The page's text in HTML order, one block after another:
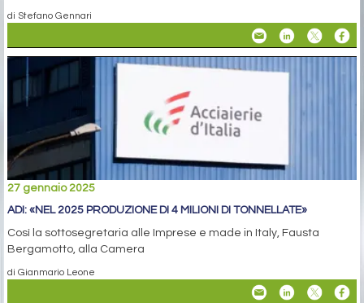
di Stefano Gennari
27 gennaio 2025
ADI: «NEL 2025 PRODUZIONE DI 4 MILIONI DI TONNELLATE»
Così la sottosegretaria alle Imprese e made in Italy, Fausta
Bergamotto, alla Camera
di Gianmario Leone